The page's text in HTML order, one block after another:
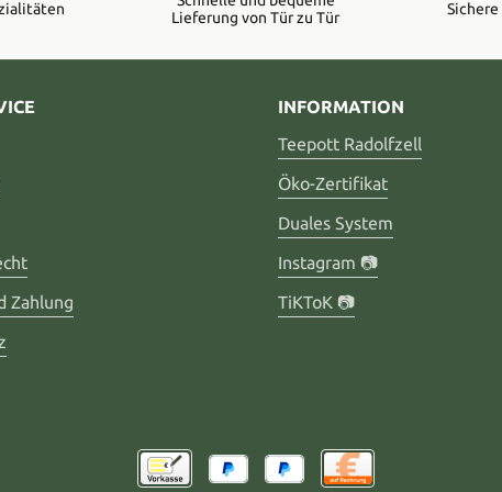
Lieferung von Tür zu Tür
Zahlung
INFORMATION
Teepott Radolfzell
Öko-Zertifikat
Duales System
Instagram 📷
TiKToK 📷